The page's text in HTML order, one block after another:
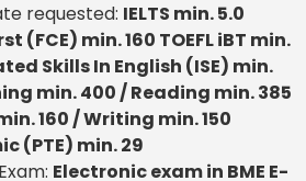
requested: IELTS min. 5.0
(FCE) min. 160 TOEFL iBT min.
Skills In English (ISE) min.
min. 400 / Reading min. 385
160 / Writing min. 150
(PTE) min. 29
Electronic exam in BME E-